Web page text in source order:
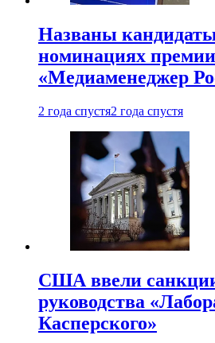
Названы
номинациях премии
«Медиаменеджер
2 года спустя2 года спустя
США ввели
руководства
Касперского»